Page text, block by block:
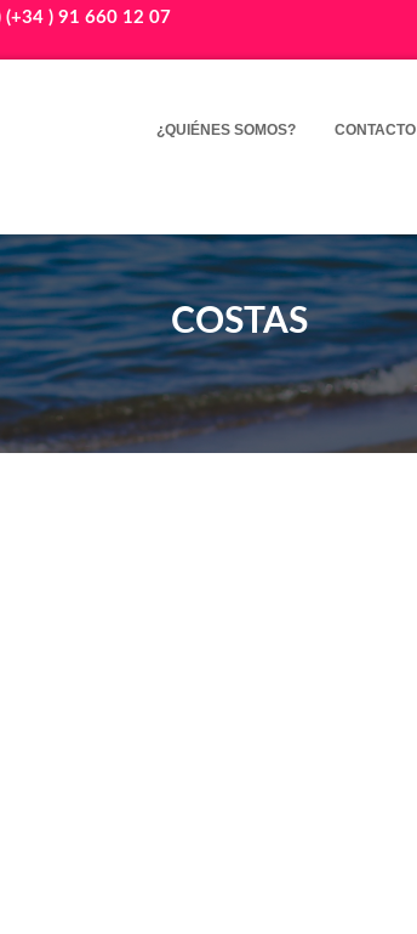
) 91 660 12 07
¿QUIÉNES SOMOS? CONTACTO
COSTAS